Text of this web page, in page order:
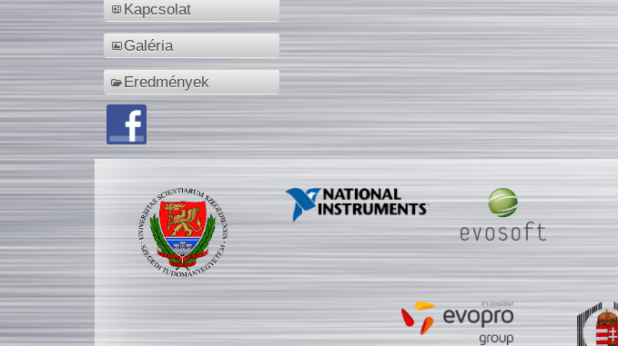
Kapcsolat
Galéria
Eredmények